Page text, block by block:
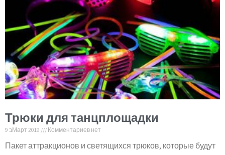
Трюки для танцплощадки
9 בМарт 2019 Комментариев нет
Пакет аттракционов и светящихся трюков, которые будут